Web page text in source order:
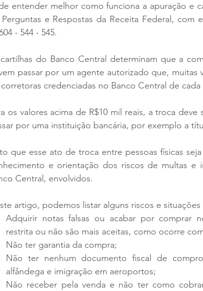
entender melhor como funciona a apuração e
e Respostas da Receita Federal, com
- 544 - 545.
do Banco Central determinam que a
passar por um agente autorizado que, muitas
credenciadas no Banco Central de
os valores acima de R$10 mil reais, a troca
por uma instituição bancária, por exemplo a
que esse ato de troca entre pessoas físicas
e orientação dos riscos de multas e
Central, envolvidos.
artigo, podemos listar alguns riscos e
Adquirir notas falsas ou acabar por comprar
restrita ou não são mais aceitas, como ocorre
Não ter garantia da compra;
Não ter nenhum documento fiscal de
alfândega e imigração em aeroportos;
Não receber pela venda e não ter como